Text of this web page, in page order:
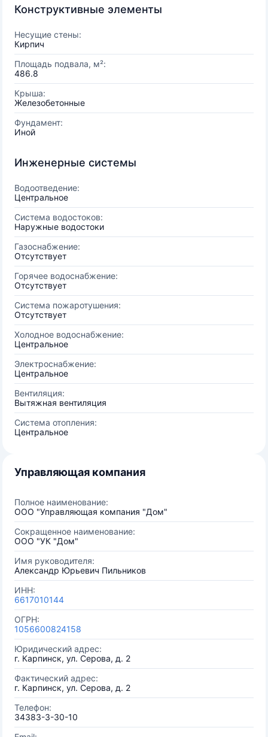
Конструктивные элементы
Несущие стены:
Кирпич
Площадь подвала, м²:
486.8
Крыша:
Железобетонные
Фундамент:
Иной
Инженерные системы
Водоотведение:
Центральное
Система водостоков:
Наружные водостоки
Газоснабжение:
Отсутствует
Горячее водоснабжение:
Отсутствует
Система пожаротушения:
Отсутствует
Холодное водоснабжение:
Центральное
Электроснабжение:
Центральное
Вентиляция:
Вытяжная вентиляция
Система отопления:
Центральное
Управляющая компания
Полное наименование:
ООО "Управляющая компания "Дом"
Сокращенное наименование:
ООО "УК "Дом"
Имя руководителя:
Александр Юрьевич Пильников
ИНН:
6617010144
ОГРН:
1056600824158
Юридический адрес:
г. Карпинск, ул. Серова, д. 2
Фактический адрес:
г. Карпинск, ул. Серова, д. 2
Телефон:
34383-3-30-10